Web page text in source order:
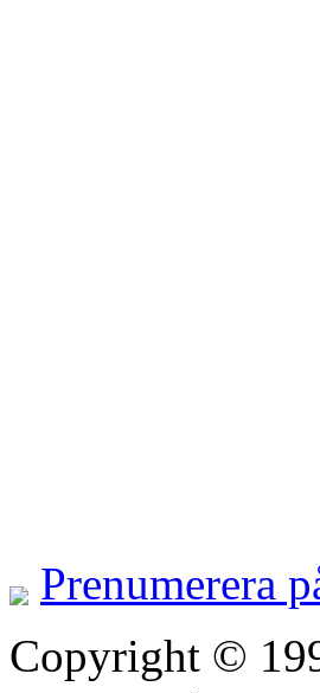
Prenumerera
Copyright ©